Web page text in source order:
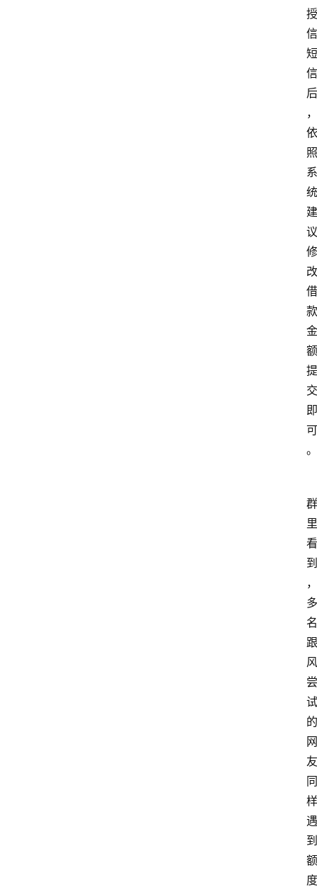
授
信
短
信
后
，
依
照
系
统
建
议
修
改
借
款
金
额
提
交
即
可
。
群
里
看
到
，
多
名
跟
风
尝
试
的
网
友
同
样
遇
到
额
度